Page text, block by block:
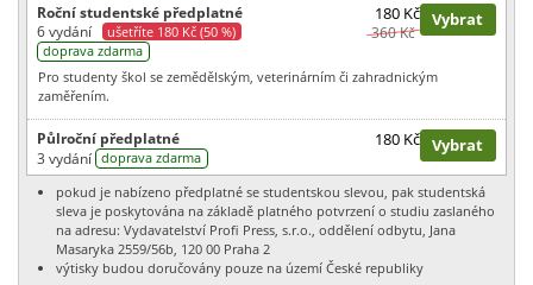
Roční studentské předplatné
6 vydání
ušetříte 180 Kč (50 %)
doprava zdarma
180 Kč
360 Kč
Vybrat
Pro studenty škol se zemědělským, veterinárním či zahradnickým
zaměřením.
Půlroční předplatné
3 vydání doprava zdarma
180 Kč Vybrat
pokud je nabízeno předplatné se studentskou slevou, pak studentská
sleva je poskytována na základě platného potvrzení o studiu zaslaného
na adresu: Vydavatelství Profi Press, s.r.o., oddělení odbytu, Jana
Masaryka 2559/56b, 120 00 Praha 2
výtisky budou doručovány pouze na území České republiky